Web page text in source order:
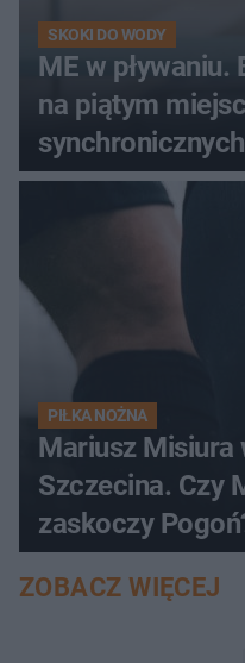
SKOKI DO WODY
ME w pływaniu.
na piątym
synchronicznych
PIŁKA NOŻNA
Mariusz Misiura
Szczecina. Czy
zaskoczy
ZOBACZ WIĘCEJ